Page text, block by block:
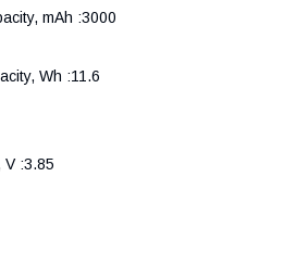
mAh :3000
Wh :11.6
V :3.85